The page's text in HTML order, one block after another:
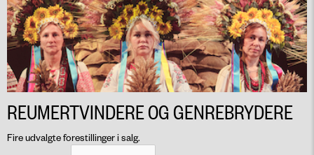
REUMERTVINDERE OG GENREBRYDERE
Fire udvalgte forestillinger i salg.